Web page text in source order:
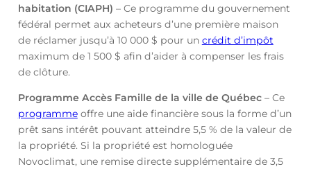
habitation (CIAPH) – Ce programme du gouvernement
fédéral permet aux acheteurs d’une première maison
de réclamer jusqu’à 10 000 $ pour un crédit d’impôt
maximum de 1 500 $ afin d’aider à compenser les frais
de clôture.
Programme Accès Famille de la ville de Québec– Ce
programmeoffre une aide financière sous la forme d’un
prêt sans intérêt pouvant atteindre 5,5 % de la valeur de
la propriété. Si la propriété est homologuée
Novoclimat, une remise directe supplémentaire de 3,5